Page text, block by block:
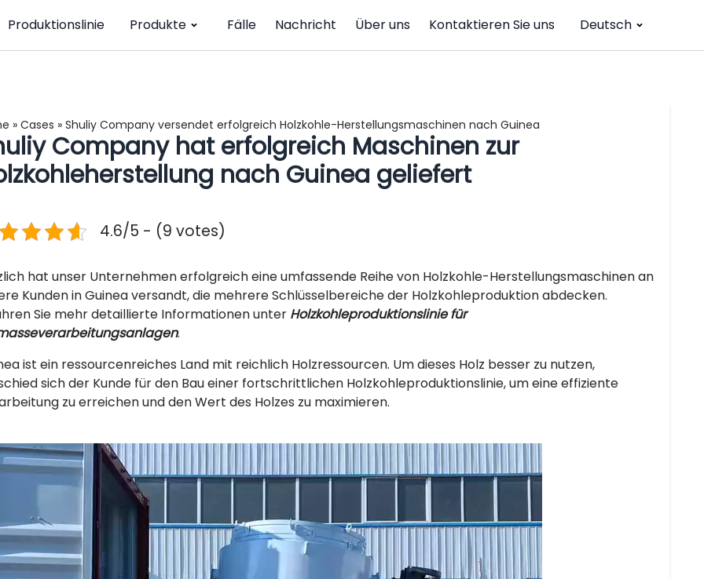
Produktionslinie Produkte Fälle Nachricht Über uns Kontaktieren Sie uns Deutsch
» Cases » Shuliy Company versendet erfolgreich Holzkohle-Herstellungsmaschinen nach Guinea
Company hat erfolgreich Maschinen zur
nach Guinea geliefert
4.6/5 - (9 votes)
hat unser Unternehmen erfolgreich eine umfassende Reihe von Holzkohle-Herstellungsmaschinen an
Kunden in Guinea versandt, die mehrere Schlüsselbereiche der Holzkohleproduktion abdecken.
Sie mehr detaillierte Informationen unter Holzkohleproduktionslinie für
.
ist ein ressourcenreiches Land mit reichlich Holzressourcen. Um dieses Holz besser zu nutzen,
sich der Kunde für den Bau einer fortschrittlichen Holzkohleproduktionslinie, um eine effiziente
zu erreichen und den Wert des Holzes zu maximieren.